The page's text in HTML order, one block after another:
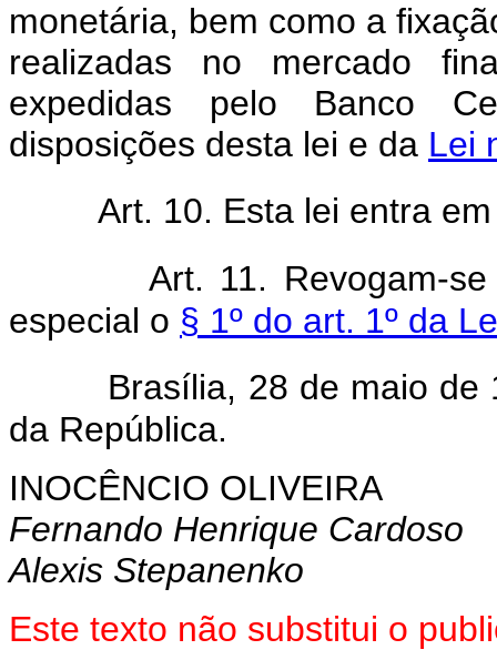
monetária, bem como a
realizadas no mercado
expedidas pelo Banco
disposições desta lei e da Lei
Art. 10. Esta lei entra
Art. 11. Revogam-
especial o § 1º do art. 1º da
Brasília, 28 de maio de
da República.
INOCÊNCIO OLIVEIRA
Fernando Henrique Cardoso
Alexis Stepanenko
Este texto não substitui o